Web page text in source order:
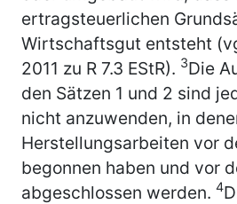
ertragsteuerlichen
Wirtschaftsgut entsteht
2011 zu R 7.3 EStR). 3Die
den Sätzen 1 und 2 sind
nicht anzuwenden, in
Herstellungsarbeiten vor
begonnen haben und vor
abgeschlossen werden. 4